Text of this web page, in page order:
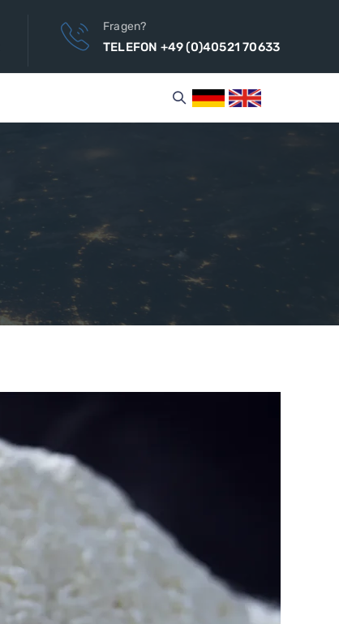
Fragen?
TELEFON +49 (0)40521 70633